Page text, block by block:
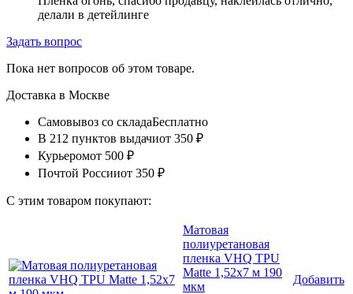
делали в детейлинге
Задать вопрос
Пока нет вопросов об этом товаре.
Доставка в Москве
Самовывоз со складаБесплатно
В 212 пунктов выдачиот 350 ₽
Курьеромот 500 ₽
Почтой Россииот 350 ₽
С этим товаром покупают:
Матовая
полиуретановая
пленка VHQ TPU
Matte 1,52х7 м 190
мкм
Добавить